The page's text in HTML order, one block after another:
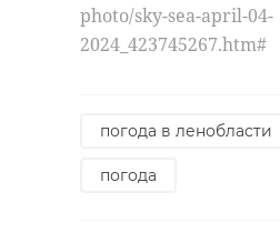
photo/sky-sea-april-04-
2024_423745267.htm#
погода в ленобласти
погода